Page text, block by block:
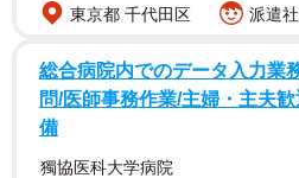
に流行する手足口病やヘルパン
のですが、一方ですでに今秋、
東京都 千代田区
派遣
総合病院内でのデータ入力業
問/医師事務作業/主婦・主夫
備
獨協医科大学病院